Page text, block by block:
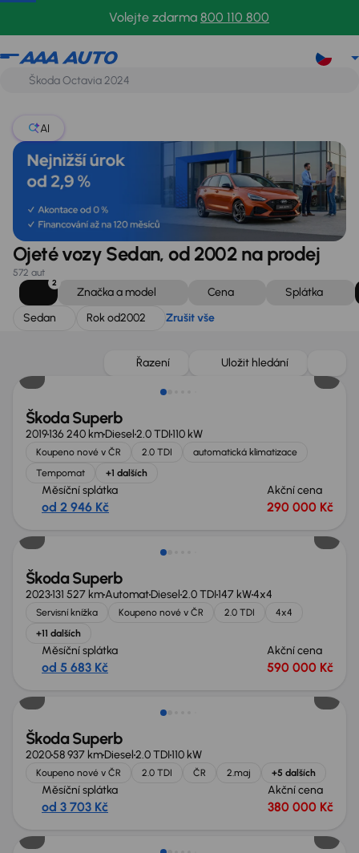
Volejte zdarma 800 110 800
Sedan
AI
Ojeté vozy Sedan, od 2002 na prodej
572 aut
2
Značka a model Cena
Splátka
Sedan
Rok od2002 Zrušit vše
Řazení Uložit hledání
Škoda Superb
2019136 240 kmDiesel2.0 TDI110 kW
Koupeno nové v ČR 2.0 TDI
automatická klimatizace
Tempomat
+1 dalších
Měsíční splátka
od 2 946 Kč
Akční cena
290 000 Kč
Zlevněno o 10 000 Kč
Škoda Superb
2023131 527 kmAutomatDiesel2.0 TDI147 kW4x4
Servisní knížka Koupeno nové v ČR 2.0 TDI
4x4
+11 dalších
Měsíční splátka
od 5 683 Kč
Akční cena
590 000 Kč
Možnost odpočtu DPH
Škoda Superb
202058 937 kmDiesel2.0 TDI110 kW
Koupeno nové v ČR 2.0 TDI ČR 2.maj +5 dalších
Měsíční splátka
od 3 703 Kč
Akční cena
380 000 Kč
Zlevněno o 30 000 Kč